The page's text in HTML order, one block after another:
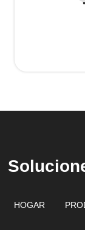
HOGAR